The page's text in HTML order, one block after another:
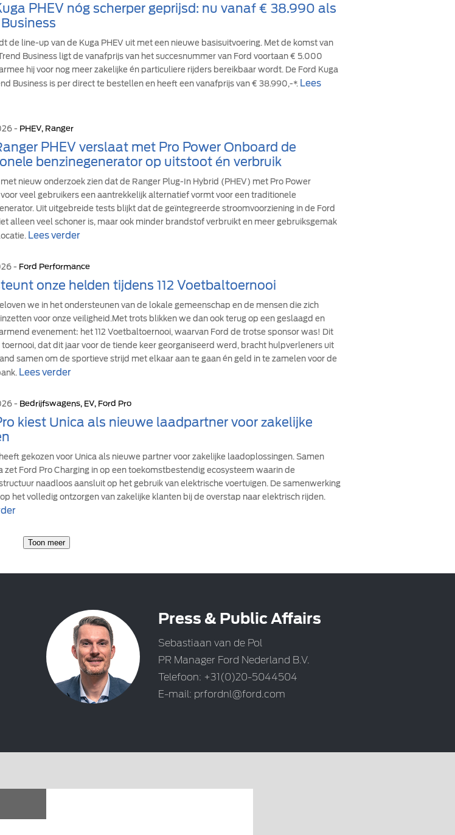
PHEV nóg scherper geprijsd: nu vanaf € 38.990 als
de line-up van de Kuga PHEV uit met een nieuwe basisuitvoering. Met de komst van
Business ligt de vanafprijs van het succesnummer van Ford voortaan € 5.000
hij voor nog meer zakelijke én particuliere rijders bereikbaar wordt. De Ford Kuga
Business is per direct te bestellen en heeft een vanafprijs van € 38.990,-*. Lees
- PHEV, Ranger
PHEV verslaat met Pro Power Onboard de
benzinegenerator op uitstoot én verbruik
nieuw onderzoek zien dat de Ranger Plug-In Hybrid (PHEV) met Pro Power
veel gebruikers een aantrekkelijk alternatief vormt voor een traditionele
Uit uitgebreide tests blijkt dat de geïntegreerde stroomvoorziening in de Ford
alleen veel schoner is, maar ook minder brandstof verbruikt en meer gebruiksgemak
Lees verder
- Ford Performance
onze helden tijdens 112 Voetbaltoernooi
we in het ondersteunen van de lokale gemeenschap en de mensen die zich
voor onze veiligheid.Met trots blikken we dan ook terug op een geslaagd en
evenement: het 112 Voetbaltoernooi, waarvan Ford de trotse sponsor was! Dit
dat dit jaar voor de tiende keer georganiseerd werd, bracht hulpverleners uit
samen om de sportieve strijd met elkaar aan te gaan én geld in te zamelen voor de
Lees verder
- Bedrijfswagens, EV, Ford Pro
kiest Unica als nieuwe laadpartner voor zakelijke
gekozen voor Unica als nieuwe partner voor zakelijke laadoplossingen. Samen
zet Ford Pro Charging in op een toekomstbestendig ecosysteem waarin de
naadloos aansluit op het gebruik van elektrische voertuigen. De samenwerking
het volledig ontzorgen van zakelijke klanten bij de overstap naar elektrisch rijden.
Toon meer
Press & Public Affairs
Sebastiaan van de Pol
PR Manager Ford Nederland B.V.
Telefoon: +31(0)20-5044504
E-mail: prfordnl@ford.com